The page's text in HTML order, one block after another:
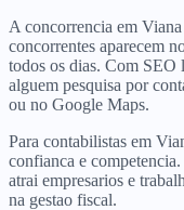
A concorrencia em
concorrentes aparecem
todos os dias. Com SEO
alguem pesquisa por
ou no Google Maps.
Para contabilistas em
confianca e
atrai empresarios e
na gestao fiscal.